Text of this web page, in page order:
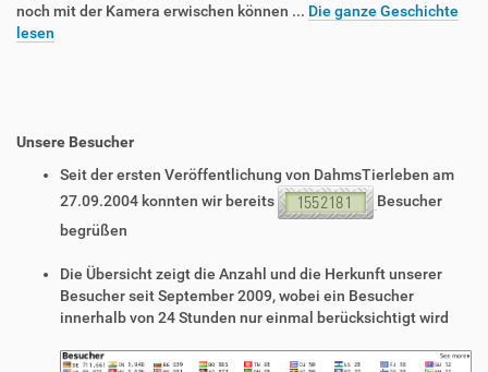
noch mit der Kamera erwischen können ... Die ganze Geschichte
lesen
Unsere Besucher
Seit der ersten Veröffentlichung von DahmsTierleben am
27.09.2004 konnten wir bereits
Besucher
begrüßen
Die Übersicht zeigt die Anzahl und die Herkunft unserer
Besucher seit September 2009, wobei ein Besucher
innerhalb von 24 Stunden nur einmal berücksichtigt wird